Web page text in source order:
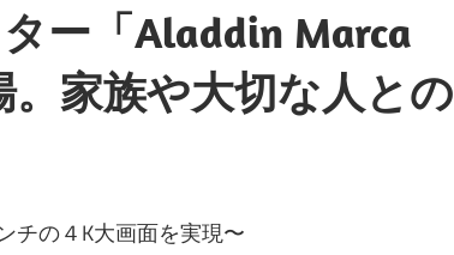
ー「Aladdin Marca
。家族や大切な人との
チの４K大画面を実現〜